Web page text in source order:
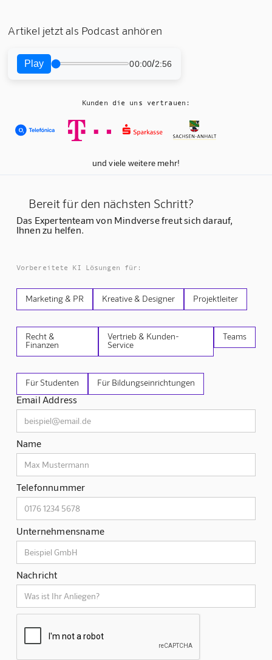
Artikel jetzt als Podcast anhören
Play 00:00/2:56
Kunden die uns vertrauen:
und viele weitere mehr!
Bereit für den nächsten Schritt?
Das Expertenteam von Mindverse freut sich darauf,
Ihnen zu helfen.
Vorbereitete KI Lösungen für:
Marketing & PR Kreative & Designer Projektleiter
Recht &
Finanzen
Vertrieb & Kunden-
Service
Teams
Für Studenten Für Bildungseinrichtungen
Email Address
Name
Telefonnummer
Unternehmensname
Nachricht